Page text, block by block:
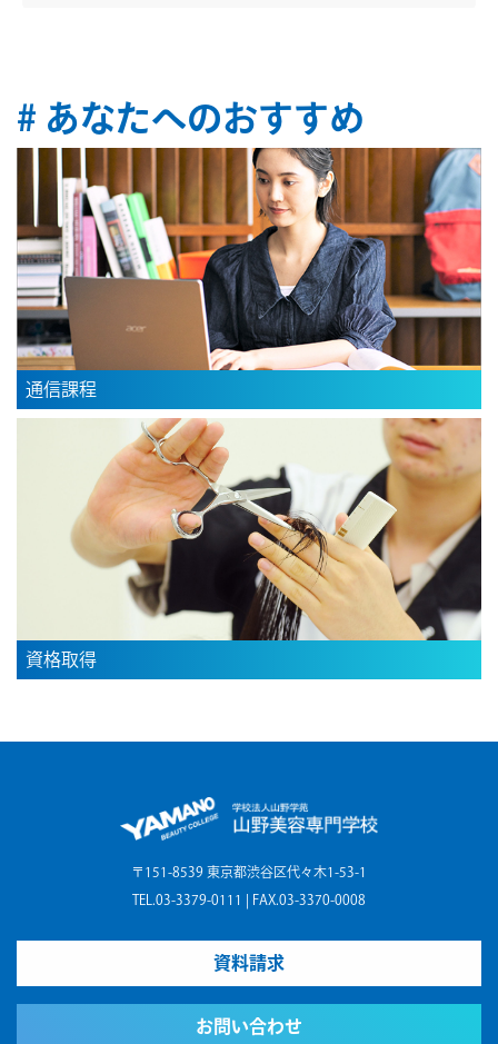
# あなたへのおすすめ
通信課程
資格取得
〒151-8539 東京都渋谷区代々木1-53-1
TEL.03-3379-0111 | FAX.03-3370-0008
資料請求
お問い合わせ